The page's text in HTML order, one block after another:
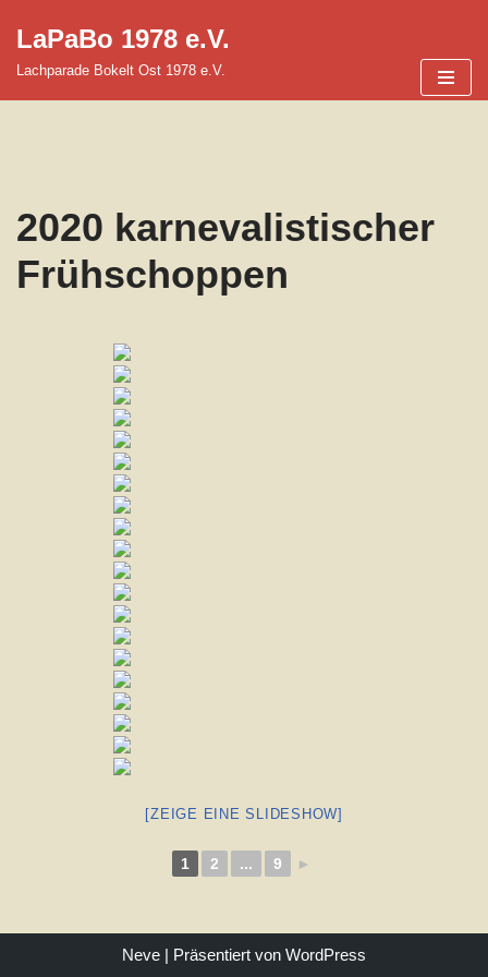
Inhalt
LaPaBo 1978 e.V.
Lachparade Bokelt Ost 1978 e.V.
2020 karnevalistischer
Frühschoppen
[ZEIGE EINE SLIDESHOW]
1 2 ... 9 ►
Neve | Präsentiert von WordPress